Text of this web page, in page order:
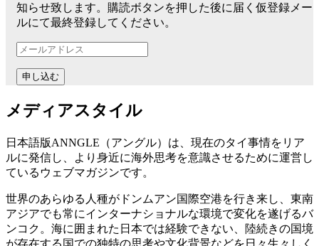
知らせ致します。購読ボタンを押した後に届く仮登録メー
ルにて最終登録してください。
メ
ル
ド
ス
メディアスタイル
日本語版ANNGLE（アングル）は、現在のタイ事情をリア
ルに発信し、より身近に海外思考を意識させるために運営し
ているウェブマガジンです。
世界のあらゆる人種がドンムアン国際空港を行き来し、東南
アジアでも常にインターナショナルな環境で変化を遂げるバ
ンコク。海に囲まれた日本では経験できない、陸続きの国境
が存在する国での独特の思考や文化背景などを日々生々しく